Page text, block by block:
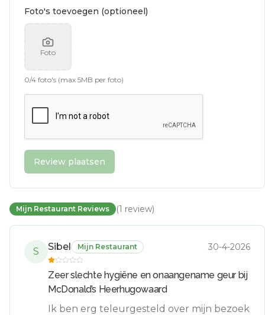
Foto's toevoegen (optioneel)
Foto
0/4 foto's (max 5MB per foto)
Review plaatsen
Mijn Restaurant Reviews (1 review)
S Sibel Mijn Restaurant 30-4-2026
Zeer slechte hygiëne en onaangename geur bij
McDonald’s Heerhugowaard
Ik ben erg teleurgesteld over mijn bezoek